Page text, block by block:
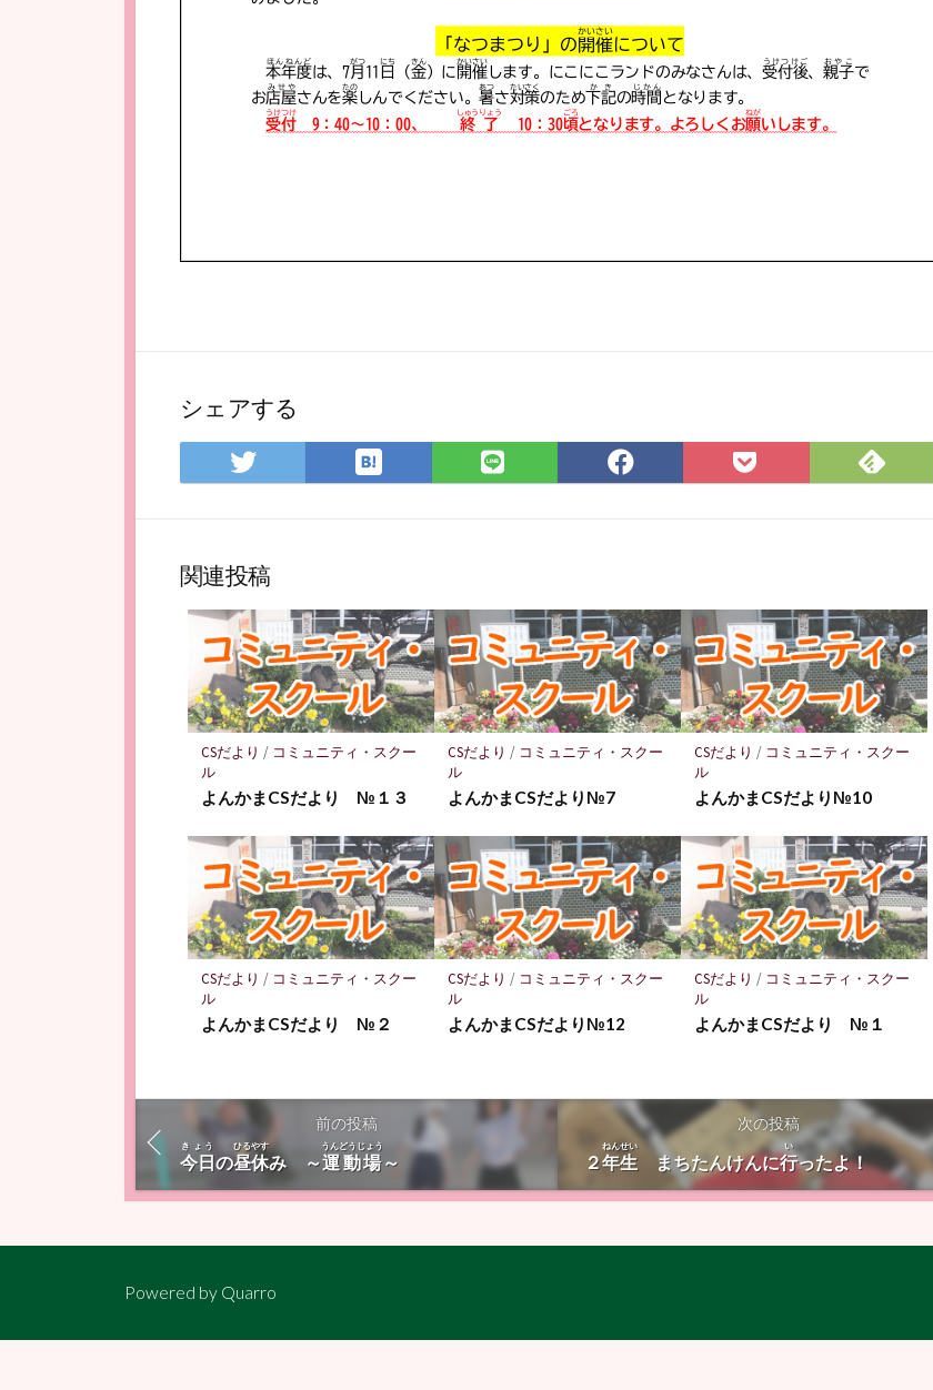
シェアする
Twitter
ェ
ア
は
ク
マ
ー
ク
に
保
LINE
FacebookPocket Feedly
関連投稿
CSだより / コミュニティ・スクー
ル
よんかまCSだより №１３
CSだより / コミュニティ・スクー
ル
よんかまCSだより№7
CSだより / コミュニティ・スクー
ル
よんかまCSだより№10
CSだより / コミュニティ・スクー
ル
よんかまCSだより №２
CSだより / コミュニティ・スクー
ル
よんかまCSだより№12
CSだより / コミュニティ・スクー
ル
よんかまCSだより №１
前の投稿
今日
きょう
の昼休
ひるやす
み ～運動場
うんどうじょう
～
次の投稿
２年生
ねんせい
まちたんけんに行
い
ったよ！
Powered by Quarro